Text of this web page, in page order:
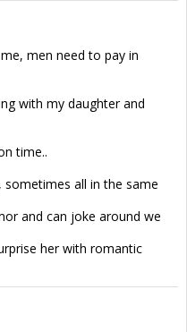
men need to pay in
with my daughter and
time..
all in the same
and can joke around we
her with romantic